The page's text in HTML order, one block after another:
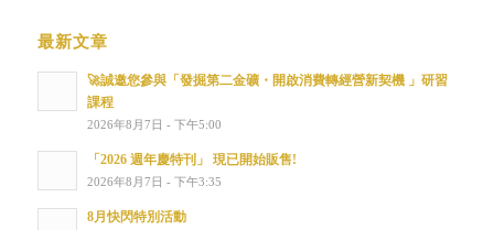
最新文章
🚀誠邀您參與「發掘第二金礦・開啟消費轉經營新契機 」研習
課程
2026年8月7日 - 下午5:00
「2026 週年慶特刊」 現已開始販售!
2026年8月7日 - 下午3:35
8月快閃特別活動